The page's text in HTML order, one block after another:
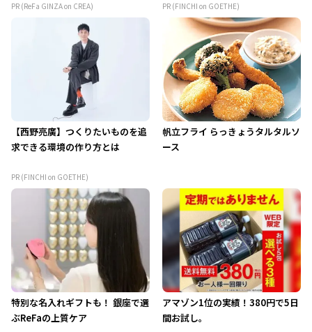
PR (ReFa GINZA on CREA) PR (FINCHI on GOETHE)
【西野亮廣】つくりたいものを追
求できる環境の作り方とは
PR (FINCHI on GOETHE)
帆立フライ らっきょうタルタルソ
ース
特別な名入れギフトも！ 銀座で選
ぶReFaの上質ケア
アマゾン1位の実績！380円で5日
間お試し。